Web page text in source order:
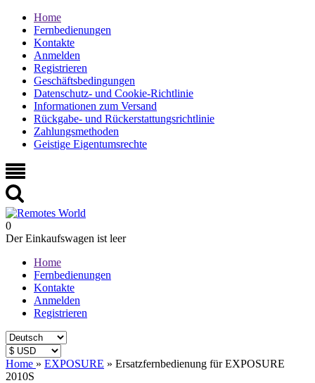
Home
Fernbedienungen
Kontakte
Anmelden
Registrieren
Geschäftsbedingungen
Datenschutz- und Cookie-Richtlinie
Informationen zum Versand
Rückgabe- und Rückerstattungsrichtlinie
Zahlungsmethoden
Geistige Eigentumsrechte
0
Der Einkaufswagen ist leer
Home
Fernbedienungen
Kontakte
Anmelden
Registrieren
Home » EXPOSURE » Ersatzfernbedienung für EXPOSURE
2010S